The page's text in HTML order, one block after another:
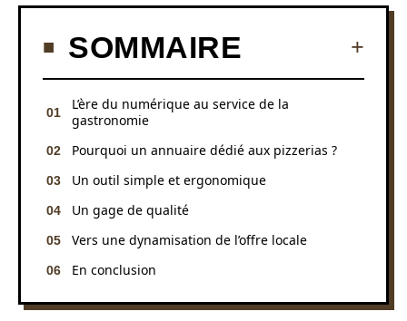
SOMMAIRE
L’ère du numérique au service de la
gastronomie
Pourquoi un annuaire dédié aux pizzerias ?
Un outil simple et ergonomique
Un gage de qualité
Vers une dynamisation de l’offre locale
En conclusion